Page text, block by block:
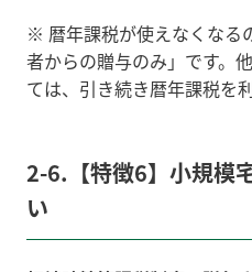
※ 暦年課税が使えなくなる
者からの贈与のみ」です。
ては、引き続き暦年課税を
2-6.【特徴6】小規模
い